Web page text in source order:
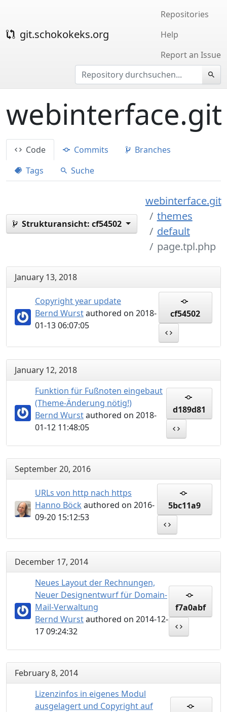
git.schokokeks.org
Repositories
Help
Report an Issue
webinterface.git
Code Commits
Branches
Tags
Suche
Strukturansicht: cf54502
webinterface.git
themes
default
page.tpl.php
January 13, 2018
Copyright year update
Bernd Wurstauthored on 2018-
01-13 06:07:05
cf54502
January 12, 2018
Funktion für Fußnoten eingebaut
(Theme-Änderung nötig!)
Bernd Wurstauthored on 2018-
01-12 11:48:05
d189d81
September 20, 2016
URLs von http nach https
Hanno Böck authored on 2016-
09-20 15:12:53
5bc11a9
December 17, 2014
Neues Layout der Rechnungen,
Neuer Designentwurf für Domain-
Mail-Verwaltung
Bernd Wurstauthored on 2014-12-
17 09:24:32
f7a0abf
February 8, 2014
Lizenzinfos in eigenes Modul
ausgelagert und Copyright auf